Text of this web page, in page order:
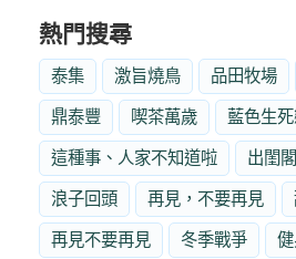
熱門搜尋
泰集 激旨燒鳥 品田牧場
鼎泰豐 喫茶萬歲 藍色生
這種事、人家不知道啦 出閨
浪子回頭 再見，不要再見
再見不要再見 冬季戰爭